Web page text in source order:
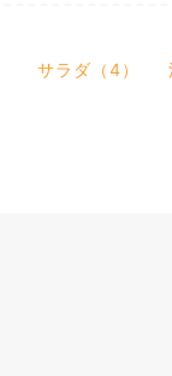
サラダ（4）